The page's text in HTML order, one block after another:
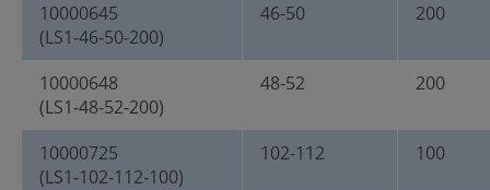
10000645
(LS1-46-50-200)
46-50 200
10000648
(LS1-48-52-200)
48-52 200
10000725
(LS1-102-112-100)
102-112 100